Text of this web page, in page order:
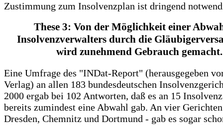
Zustimmung zum Insolvenzplan ist dringend
These 3: Von der Möglichkeit einer
Insolvenzverwalters durch die
wird zunehmend Gebrauch gemacht.
Eine Umfrage des "INDat-Report" (herausgegeben
Verlag) an allen 183 bundesdeutschen
2000 ergab bei 102 Antworten, daß es an 15
bereits zumindest eine Abwahl gab. An vier
Dresden, Chemnitz und Dortmund - gab es sogar